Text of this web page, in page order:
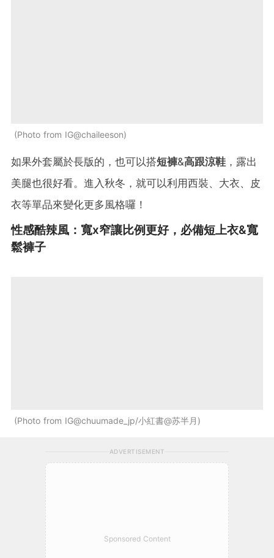
Photo from IG@chaileeson
如果外套屬於長版的，也可以搭短褲&高跟涼鞋 ，露出
美腿也很好看。進入秋冬，就可以利用西裝、大衣、皮
衣等單品來變化更多風格囉！
性感酷辣風：寬x窄讓比例更好，必備短上衣&寬
鬆褲子
Photo from IG@chuumade_jp/小紅書@苏半月
ADVERTISEMENT
Sponsored Content